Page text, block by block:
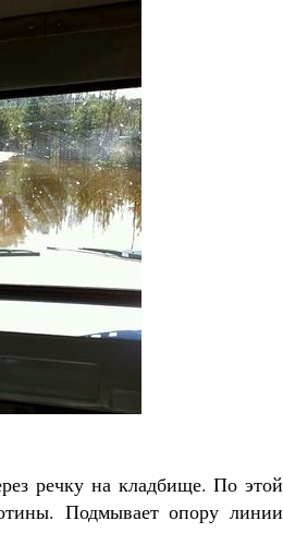
речку на кладбище. По этой
Подмывает опору линии